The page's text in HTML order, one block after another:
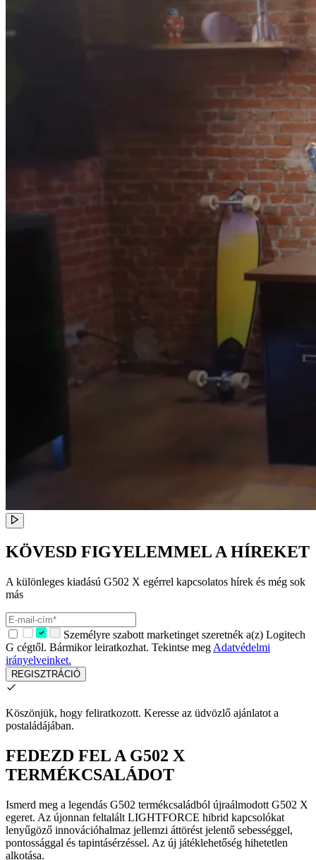
KÖVESD FIGYELEMMEL A HÍREKET
A különleges kiadású G502 X egérrel kapcsolatos hírek és még sok
más
Személyre szabott marketinget szeretnék a(z) Logitech
G cégtől. Bármikor leiratkozhat. Tekintse meg Adatvédelmi
irányelveinket.
REGISZTRÁCIÓ
Köszönjük, hogy feliratkozott. Keresse az üdvözlő ajánlatot a
postaládájában.
FEDEZD FEL A G502 X
TERMÉKCSALÁDOT
Ismerd meg a legendás G502 termékcsaládból újraálmodott G502 X
egeret. Az újonnan feltalált LIGHTFORCE hibrid kapcsolókat
lenyűgöző innovációhalmaz jellemzi áttörést jelentő sebességgel,
pontossággal és tapintásérzéssel. Az új játéklehetőség hihetetlen
alkotása.